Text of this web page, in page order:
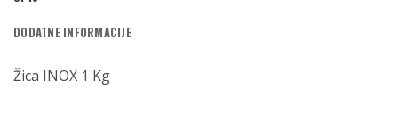
DODATNE INFORMACIJE
Žica INOX 1 Kg